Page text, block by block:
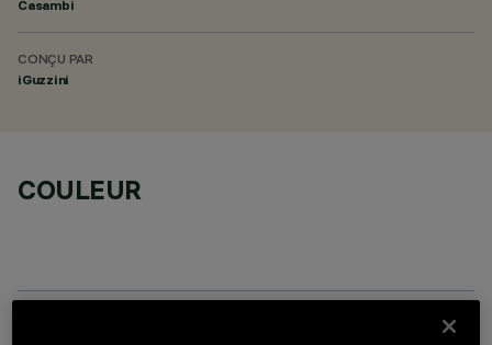
Casambi
CONÇU PAR
iGuzzini
COULEUR